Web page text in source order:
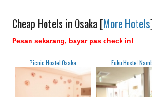
Cheap Hotels in Osaka [More Hotels
Pesan sekarang, bayar pas check in!
Picnic Hostel Osaka Fuku Hostel